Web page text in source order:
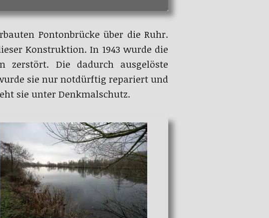
Pontonbrücke über die Ruhr.
Konstruktion. In 1943 wurde die
zerstört. Die dadurch ausgelöste
sie nur notdürftig repariert und
sie unter Denkmalschutz.